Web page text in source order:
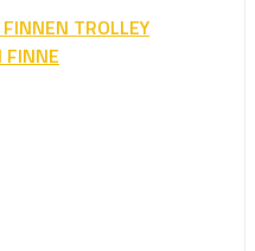
TROLLEY
FINNE